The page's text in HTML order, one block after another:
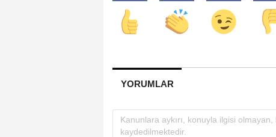
YORUMLAR